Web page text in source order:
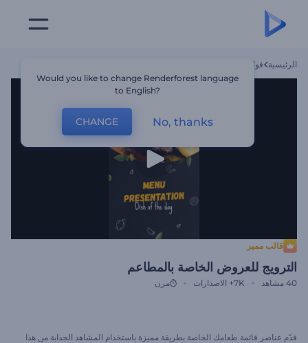
الرئيسية قوالب
قالب مميز
الترويج للعروض الخاصة بالمطاعم
40 مشاهد 7K+ الاصدارات مرن
قدّم عناصر قائمة طعامك الخاصة بطريقة مميزة باستخدام المشاهد الجذابة من هذا
Would you like to change Renderforest language
to English?
CHANGE No, thanks